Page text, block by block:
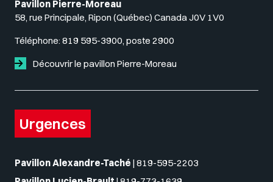
Pavillon Pierre-Moreau
58, rue Principale, Ripon (Québec) Canada J0V 1V0
Téléphone: 819 595-3900, poste 2900
Découvrir le pavillon Pierre-Moreau
Urgences
Pavillon Alexandre-Taché | 819-595-2203